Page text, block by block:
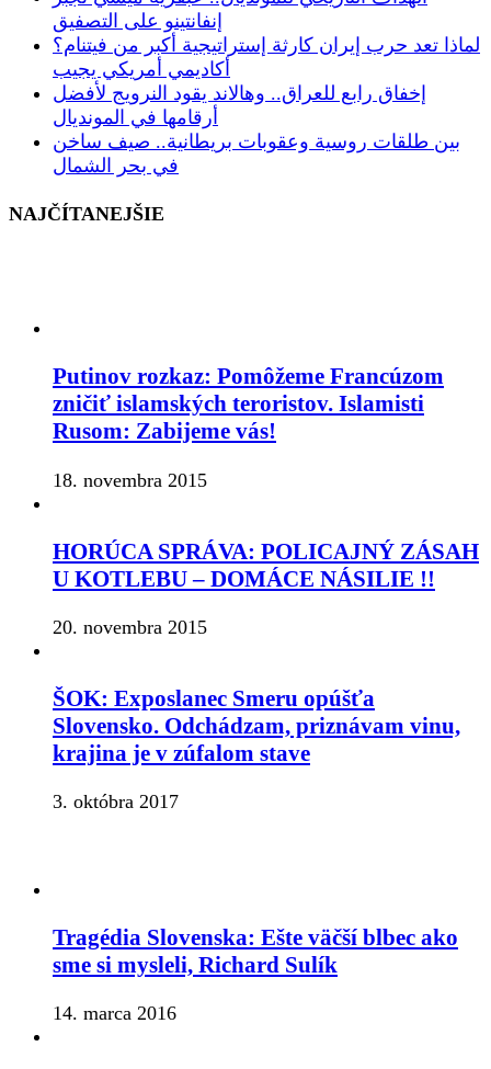
إنفانتينو على التصفيق
لماذا تعد حرب إيران كارثة إستراتيجية أكبر من فيتنام؟
أكاديمي أمريكي يجيب
إخفاق رابع للعراق.. وهالاند يقود النرويج لأفضل
أرقامها في المونديال
بين طلقات روسية وعقوبات بريطانية.. صيف ساخن
في بحر الشمال
NAJČÍTANEJŠIE
Putinov rozkaz: Pomôžeme Francúzom
zničiť islamských teroristov. Islamisti
Rusom: Zabijeme vás!
18. novembra 2015
HORÚCA SPRÁVA: POLICAJNÝ ZÁSAH
U KOTLEBU – DOMÁCE NÁSILIE !!
20. novembra 2015
ŠOK: Exposlanec Smeru opúšťa
Slovensko. Odchádzam, priznávam vinu,
krajina je v zúfalom stave
3. októbra 2017
Tragédia Slovenska: Ešte väčší blbec ako
sme si mysleli, Richard Sulík
14. marca 2016